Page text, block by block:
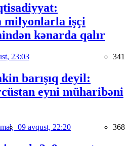
milyonlarla işçi
kənarda qalır
23:03 341
barışıq deyil:
eyni müharibəni
09 avqust, 22:20 368